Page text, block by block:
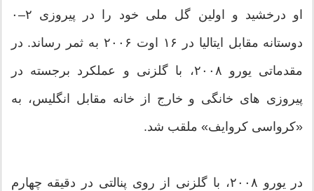
او درخشید و اولین گل ملی خود را در پیروزی ۲–۰
دوستانه مقابل ایتالیا در ۱۶ اوت ۲۰۰۶ به ثمر رساند. در
مقدماتی یورو ۲۰۰۸، با گلزنی و عملکرد برجسته در
پیروزی های خانگی و خارج از خانه مقابل انگلیس، به
«کرواسی کروایف» ملقب شد.
در یورو ۲۰۰۸، با گلزنی از روی پنالتی در دقیقه چهارم